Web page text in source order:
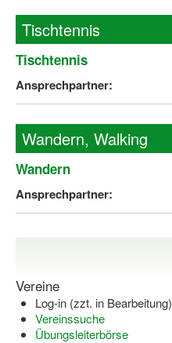
Tischtennis
Tischtennis
Ansprechpartner:
Wandern, Walking
Wandern
Ansprechpartner:
Vereine
Log-in (zzt. in Bearbeitung)
Vereinssuche
Übungsleiterbörse